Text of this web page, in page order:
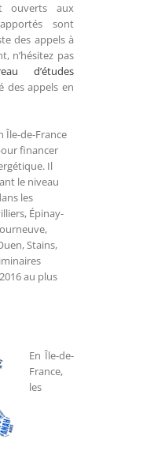
ouverts aux
sont
des appels à
n’hésitez pas
d’études
des appels en
Île-de-France
financer
Il
le niveau
les
Épinay-
Stains,
au plus
En Île-de-
France,
les